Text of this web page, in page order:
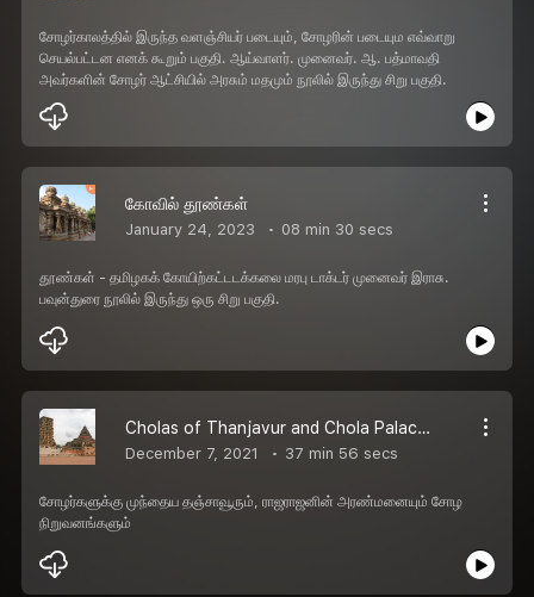
சோழர்காலத்தில் இருந்த வளஞ்சியர் படையும், சோழரின் படையும எவ்வாறு
செயல்பட்டன எனக் கூறும் பகுதி. ஆய்வாளர். முனைவர். ஆ. பத்மாவதி
அவர்களின் சோழர் ஆட்சியில் அரசும் மதமும் நூலில் இருந்து சிறு பகுதி.
கோவில் தூண்கள்
January 24, 2023 08 min 30 secs
தூண்கள் - தமிழகக் கோயிற்கட்டடக்கலை மரபு டாக்டர் முனைவர் இராசு.
பவுன்துரை நூலில் இருந்து ஒரு சிறு பகுதி.
Cholas of Thanjavur and Chola Palaces - சோழர்களுக்கு முந்தைய தஞ்சாவூரும், ராஜராஜனின் அரண்மனையும் சோழ நிறுவனங்களும்
December 7, 2021 37 min 56 secs
சோழர்களுக்கு முந்தைய தஞ்சாவூரும், ராஜராஜனின் அரண்மனையும் சோழ
நிறுவனங்களும்